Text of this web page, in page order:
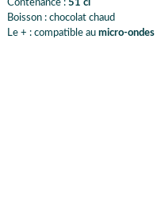
Contenance : 51 cl
Boisson : chocolat chaud
Le + : compatible au micro-ondes